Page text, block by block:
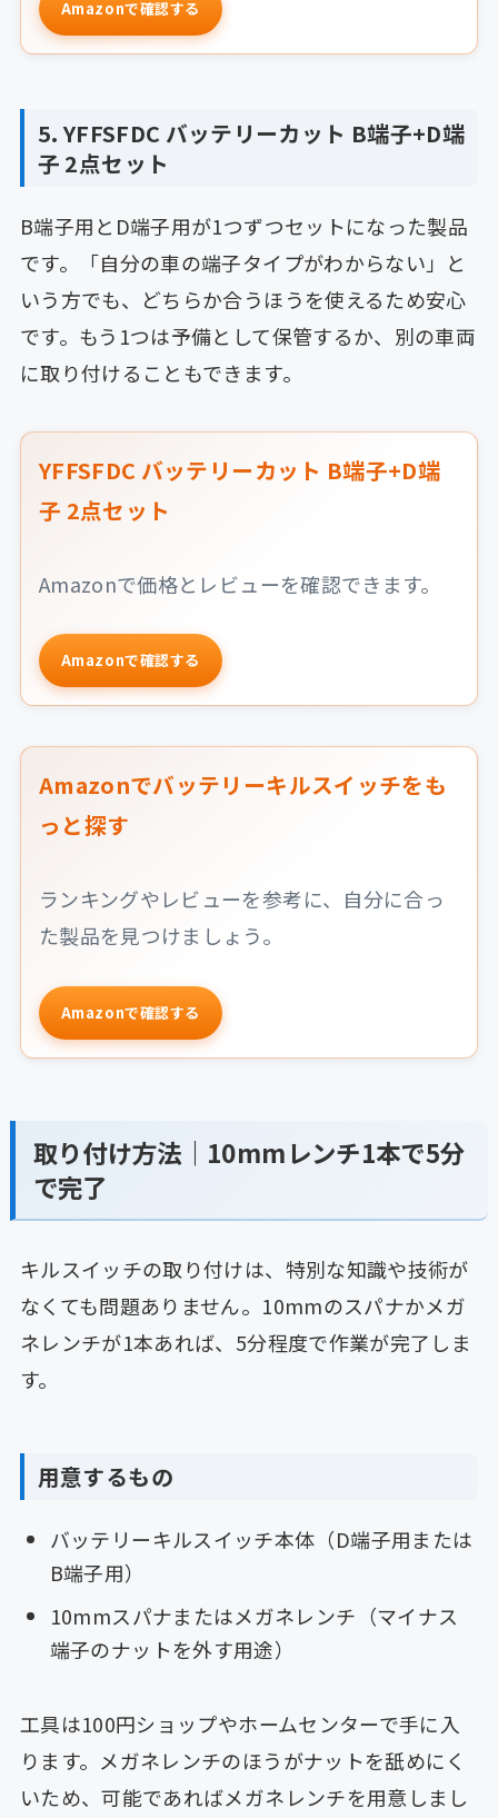
Amazonで確認する
5. YFFSFDC バッテリーカット B端子+D端
子 2点セット
B端子用とD端子用が1つずつセットになった製品
です。「自分の車の端子タイプがわからない」と
いう方でも、どちらか合うほうを使えるため安心
です。もう1つは予備として保管するか、別の車両
に取り付けることもできます。
YFFSFDC バッテリーカット B端子+D端
子 2点セット
Amazonで価格とレビューを確認できます。
Amazonで確認する
Amazonでバッテリーキルスイッチをも
っと探す
ランキングやレビューを参考に、自分に合っ
た製品を見つけましょう。
Amazonで確認する
取り付け方法｜10mmレンチ1本で5分
で完了
キルスイッチの取り付けは、特別な知識や技術が
なくても問題ありません。10mmのスパナかメガ
ネレンチが1本あれば、5分程度で作業が完了しま
す。
用意するもの
バッテリーキルスイッチ本体（D端子用または
B端子用）
10mmスパナまたはメガネレンチ（マイナス
端子のナットを外す用途）
工具は100円ショップやホームセンターで手に入
ります。メガネレンチのほうがナットを舐めにく
いため、可能であればメガネレンチを用意しまし